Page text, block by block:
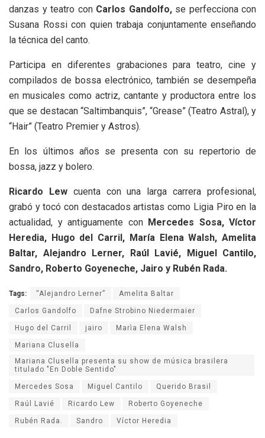
danzas y teatro con Carlos Gandolfo,se perfecciona con
Susana Rossi con quien trabaja conjuntamente enseñando
la técnica del canto.
Participa en diferentes grabaciones para teatro, cine y
compilados de bossa electrónico, también se desempeña
en musicales como actriz, cantante y productora entre los
que se destacan “Saltimbanquis”, “Grease” (Teatro Astral), y
“Hair” (Teatro Premier y Astros).
En los últimos años se presenta con su repertorio de
bossa, jazz y bolero.
Ricardo Lewcuenta con una larga carrera profesional,
grabó y tocó con destacados artistas como Ligia Piro en la
actualidad, y antiguamente con Mercedes Sosa, Víctor
Heredia, Hugo del Carril, María Elena Walsh, Amelita
Baltar, Alejandro Lerner, Raúl Lavié, Miguel Cantilo,
Sandro, Roberto Goyeneche, Jairo y Rubén Rada.
Tags: “Alejandro Lerner” Amelita Baltar
Carlos Gandolfo Dafne Strobino Niedermaier
Hugo del Carril jairo Marìa Elena Walsh
Mariana Clusella
Mariana Clusella presenta su show de música brasilera
titulado "En Doble Sentido"
Mercedes Sosa Miguel Cantilo Querido Brasil
Raúl Lavié Ricardo Lew Roberto Goyeneche
Rubén Rada. Sandro Víctor Heredia